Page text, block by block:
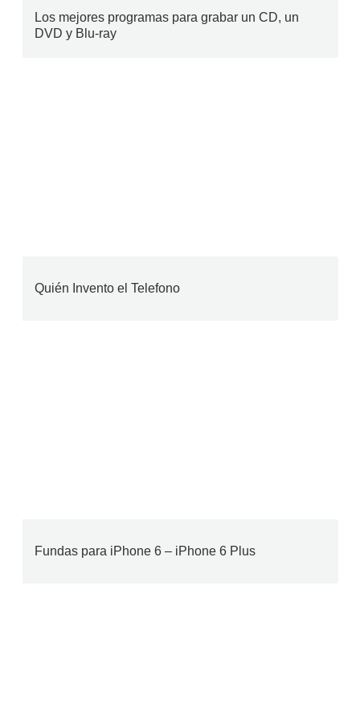
Los mejores programas para grabar un CD, un
DVD y Blu-ray
Quién Invento el Telefono
Fundas para iPhone 6 – iPhone 6 Plus